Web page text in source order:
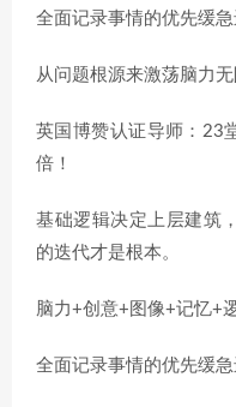
全面记录事情的优先缓
从问题根源来激荡脑力
英国博赞认证导师：23
倍！
基础逻辑决定上层建筑
的迭代才是根本。
脑力+创意+图像+记忆+
全面记录事情的优先缓